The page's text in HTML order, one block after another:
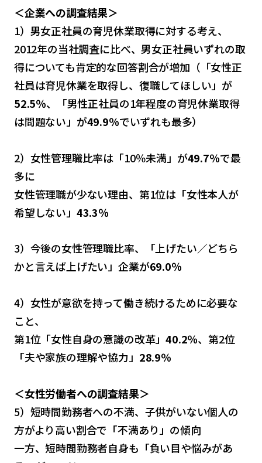
＜企業への調査結果＞
1）男女正社員の育児休業取得に対する考え、
2012年の当社調査に比べ、男女正社員いずれの取
得についても肯定的な回答割合が増加（「女性正
社員は育児休業を取得し、復職してほしい」が
52.5％、「男性正社員の1年程度の育児休業取得
は問題ない」が49.9％でいずれも最多）
2）女性管理職比率は「10％未満」が49.7％で最
多に
女性管理職が少ない理由、第1位は「女性本人が
希望しない」 43.3％
3）今後の女性管理職比率、「上げたい／どちら
かと言えば上げたい」企業が69.0％
4）女性が意欲を持って働き続けるために必要な
こと、
第1位「女性自身の意識の改革」40.2％、第2位
「夫や家族の理解や協力」 28.9％
＜女性労働者への調査結果＞
5）短時間勤務者への不満、子供がいない個人の
方がより高い割合で「不満あり」の傾向
一方、短時間勤務者自身も「負い目や悩みがあ